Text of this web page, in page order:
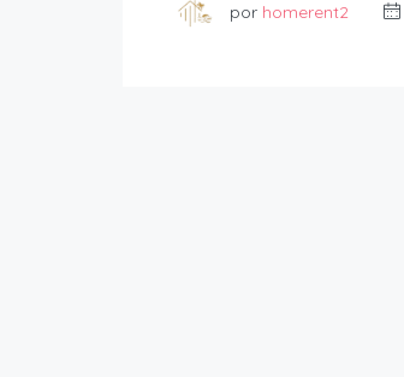
por homerent2